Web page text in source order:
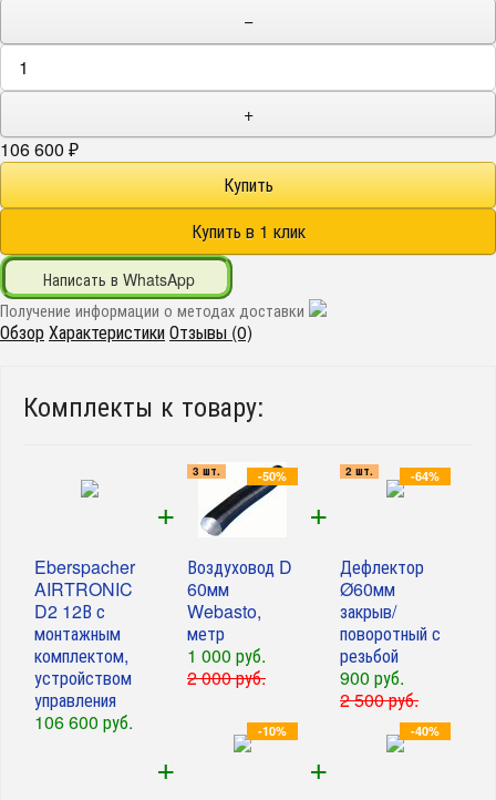
−
+
106 600 ₽
Написать в WhatsApp
Получение информации о методах доставки
ОбзорХарактеристикиОтзывы (0)
Комплекты к товару:
Eberspacher
AIRTRONIC
D2 12В с
монтажным
комплектом,
устройством
управления
106 600 руб.
+
Воздуховод D
60мм
Webasto,
метр
1 000 руб.
2 000 руб.
-50%
3 шт.
+
Дефлектор
Ø60мм
закрыв/
поворотный с
резьбой
900 руб.
2 500 руб.
-64%
2 шт.
+
-10%
+
-40%